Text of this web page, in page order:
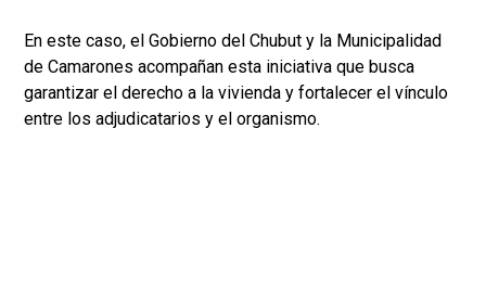
En este caso, el Gobierno del Chubut y la Municipalidad
de Camarones acompañan esta iniciativa que busca
garantizar el derecho a la vivienda y fortalecer el vínculo
entre los adjudicatarios y el organismo.